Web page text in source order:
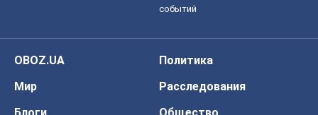
событий
OBOZ.UA
Политика
Мир
Расследования